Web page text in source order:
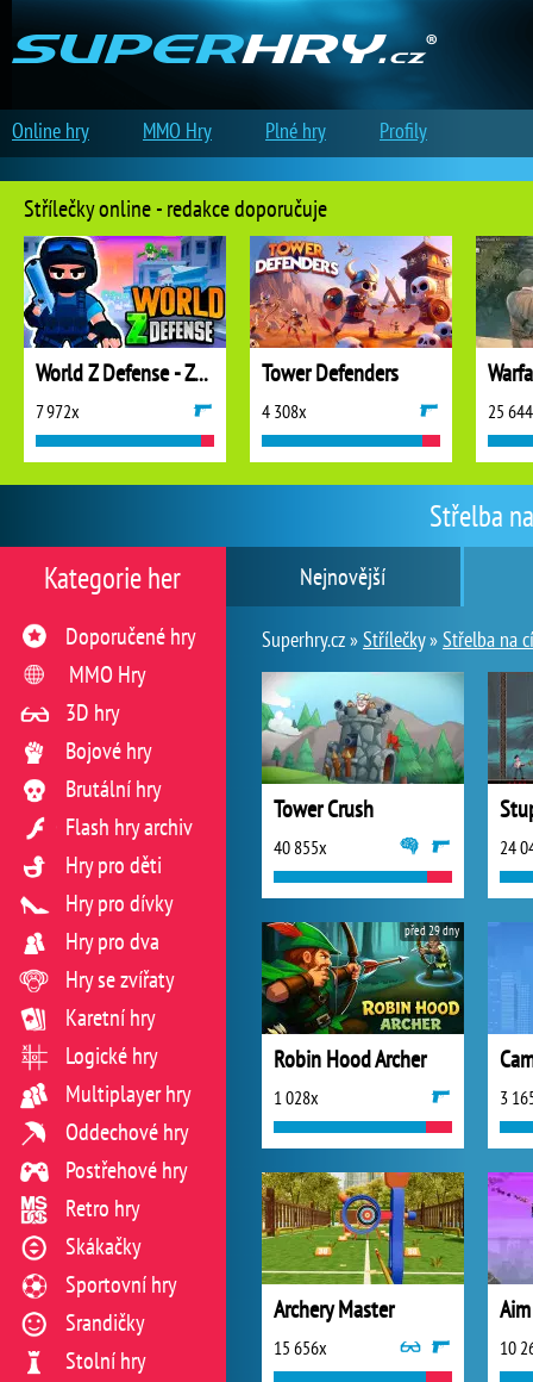
Střelba
Nejnovější
Superhry.cz »Střílečky»Střelba na
Tower Crush
40 855x 24
Robin Hood Archer
1 028x
před 29 dny
3
Archery Master
15 656x 10
Kategorie her
Doporučené hry
MMO Hry
3D hry
Bojové hry
Brutální hry
Flash hry archiv
Hry pro děti
Hry pro dívky
Hry pro dva
Hry se zvířaty
Karetní hry
Logické hry
Multiplayer hry
Oddechové hry
Postřehové hry
Retro hry
Skákačky
Sportovní hry
Srandičky
Stolní hry
Střílečky online - redakce doporučuje
World Z Defense - Zombie Defense
7 972x
Tower Defenders
4 308x 25
Online hry MMO Hry Plné hry Profily